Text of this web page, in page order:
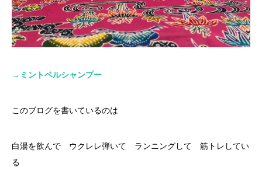
→ ミントベルシャンプー
このブログを書いているのは
白湯を飲んで ウクレレ弾いて ランニングして 筋トレしてい
る